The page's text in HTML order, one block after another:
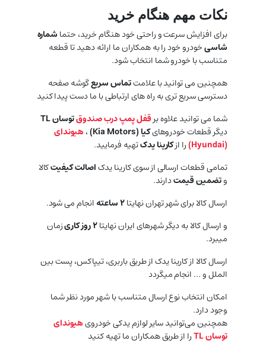
نکات مهم هنگام خرید
برای افزایش سرعت و راحتی خود هنگام خرید، حتما شماره
شاسیخودرو خود را به همکاران ما ارائه دهید تا قطعه
متناسب با خودرو شما انتخاب شود.
همچنین می توانید با علامتتماس سریعگوشه صفحه
دسترسی سریع تری به راه های ارتباطی با ما دست پیدا کنید
شما می توانید علاوه برقفل پمپ درب صندوقتوسان TL
دیگر قطعات خودروهایکیا (Kia Motors
)،هیوندای
(
Hyundai
)را ازکارینا یدکتهیه فرمایید.
تمامی قطعات ارسالی از سوی کارینا یدکاصالت کیفیتکالا
وتضمین قیمتدارند.
ارسال کالا برای شهر تهران نهایتا۲ ساعته
انجام می شود.
و ارسال کالا به دیگر شهرهای ایران نهایتا۲ روز کاری
زمان
میبرد.
ارسال کالا از کارینا یدک از طریق باربری، تیپاکس، پست بین
الملل و … انجام میگردد
امکان انتخاب نوع ارسال متناسب با شهر مورد نظر شما
وجود دارد.
همچنین می‌توانید سایر لوازم یدکی خودرویهیوندای
توسان TL
را از طریق همکاران ما تهیه کنید